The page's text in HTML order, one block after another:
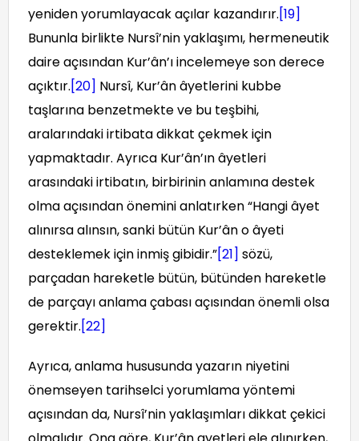
yeniden yorumlayacak açılar kazandırır.[19]
Bununla birlikte Nursî’nin yaklaşımı, hermeneutik
daire açısından Kur’ân’ı incelemeye son derece
açıktır.[20] Nursî, Kur’ân âyetlerini kubbe
taşlarına benzetmekte ve bu teşbihi,
aralarındaki irtibata dikkat çekmek için
yapmaktadır. Ayrıca Kur’ân’ın âyetleri
arasındaki irtibatın, birbirinin anlamına destek
olma açısından önemini anlatırken “Hangi âyet
alınırsa alınsın, sanki bütün Kur’ân o âyeti
desteklemek için inmiş gibidir.”[21] sözü,
parçadan hareketle bütün, bütünden hareketle
de parçayı anlama çabası açısından önemli olsa
gerektir.[22]
Ayrıca, anlama hususunda yazarın niyetini
önemseyen tarihselci yorumlama yöntemi
açısından da, Nursî’nin yaklaşımları dikkat çekici